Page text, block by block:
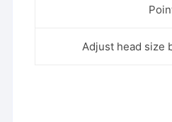
Adjust head size